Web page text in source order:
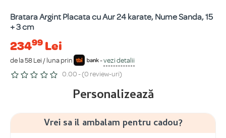
Bratara Argint Placata cu Aur 24 karate, Nume Sanda, 15
+ 3 cm
23499 Lei
de la 58 Lei / luna prin -vezi detalii
0.00 - (0 review-uri)
Personalizează
Vrei sa il ambalam pentru cadou?